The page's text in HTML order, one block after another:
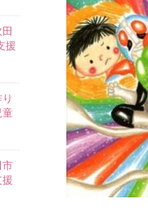
援
童
市